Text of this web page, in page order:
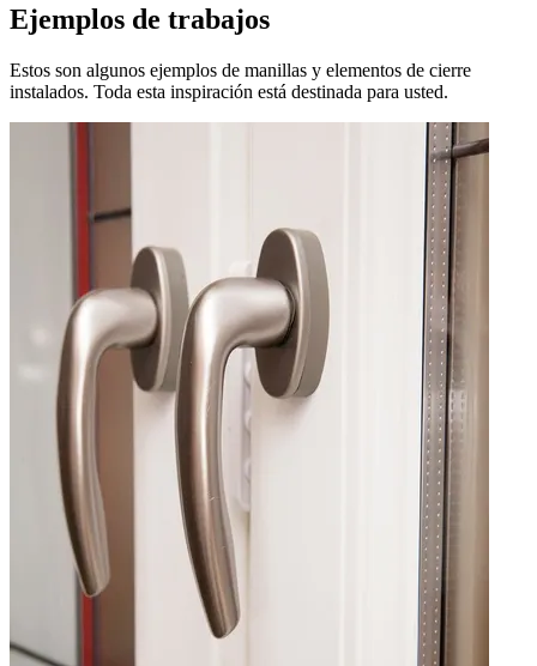
Ejemplos de trabajos
Estos son algunos ejemplos de manillas y elementos de cierre
instalados. Toda esta inspiración está destinada para usted.